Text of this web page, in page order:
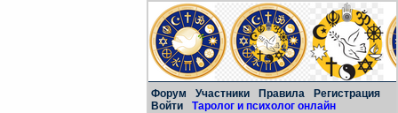
Форум Участники Правила
Регистрация
Войти
Таролог и психолог онлайн